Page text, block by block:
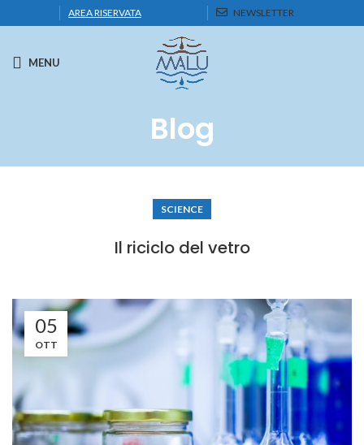
AREA RISERVATA NEWSLETTER
MENU
Blog
SCIENCE
Il riciclo del vetro
05
OTT